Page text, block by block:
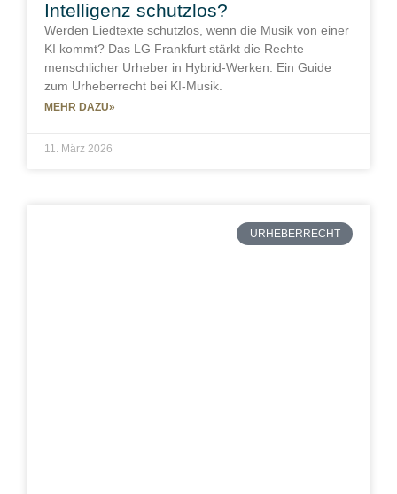
Intelligenz schutzlos?
Werden Liedtexte schutzlos, wenn die Musik von einer
KI kommt? Das LG Frankfurt stärkt die Rechte
menschlicher Urheber in Hybrid-Werken. Ein Guide
zum Urheberrecht bei KI-Musik.
MEHR DAZU»
11. März 2026
URHEBERRECHT